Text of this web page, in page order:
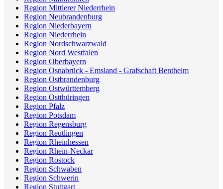
Region Mittlerer Niederrhein
Region Neubrandenburg
Region Niederbayern
Region Niederrhein
Region Nordschwarzwald
Region Nord Westfalen
Region Oberbayern
Region Osnabrück - Emsland - Grafschaft Bentheim
Region Ostbrandenburg
Region Ostwürttemberg
Region Ostthüringen
Region Pfalz
Region Potsdam
Region Regensburg
Region Reutlingen
Region Rheinhessen
Region Rhein-Neckar
Region Rostock
Region Schwaben
Region Schwerin
Region Stuttgart